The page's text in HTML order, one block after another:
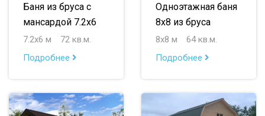
Баня из бруса с
мансардой 7.2х6
7.2х6 м
72 кв.м.
Подробнее
Одноэтажная баня
8х8 из бруса
8х8 м
64 кв.м.
Подробнее